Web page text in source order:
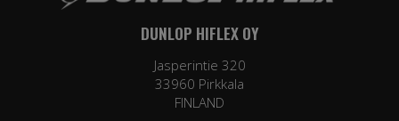
DUNLOP HIFLEX OY
Jasperintie 320
33960 Pirkkala
FINLAND